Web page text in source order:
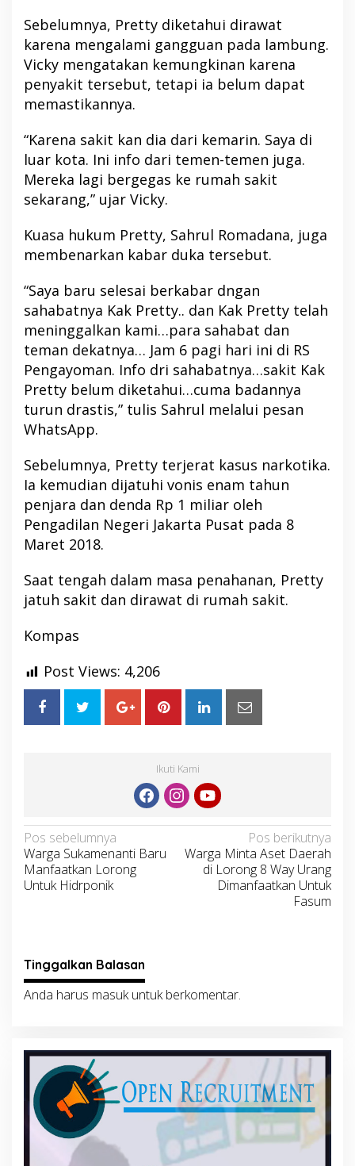
Sebelumnya, Pretty diketahui dirawat
karena mengalami gangguan pada lambung.
Vicky mengatakan kemungkinan karena
penyakit tersebut, tetapi ia belum dapat
memastikannya.
“Karena sakit kan dia dari kemarin. Saya di
luar kota. Ini info dari temen-temen juga.
Mereka lagi bergegas ke rumah sakit
sekarang,” ujar Vicky.
Kuasa hukum Pretty, Sahrul Romadana, juga
membenarkan kabar duka tersebut.
“Saya baru selesai berkabar dngan
sahabatnya Kak Pretty.. dan Kak Pretty telah
meninggalkan kami…para sahabat dan
teman dekatnya… Jam 6 pagi hari ini di RS
Pengayoman. Info dri sahabatnya…sakit Kak
Pretty belum diketahui…cuma badannya
turun drastis,” tulis Sahrul melalui pesan
WhatsApp.
Sebelumnya, Pretty terjerat kasus narkotika.
Ia kemudian dijatuhi vonis enam tahun
penjara dan denda Rp 1 miliar oleh
Pengadilan Negeri Jakarta Pusat pada 8
Maret 2018.
Saat tengah dalam masa penahanan, Pretty
jatuh sakit dan dirawat di rumah sakit.
Kompas
Post Views: 4,206
Ikuti Kami
Navigasi
pos
Pos sebelumnya
Warga Sukamenanti Baru
Manfaatkan Lorong
Untuk Hidrponik
Pos berikutnya
Warga Minta Aset Daerah
di Lorong 8 Way Urang
Dimanfaatkan Untuk
Fasum
Tinggalkan Balasan
Anda harus masukuntuk berkomentar.